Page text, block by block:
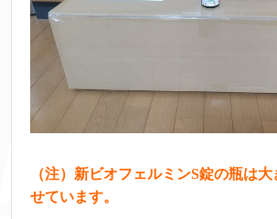
（注）新ビオフェルミンS錠の瓶は
せています。